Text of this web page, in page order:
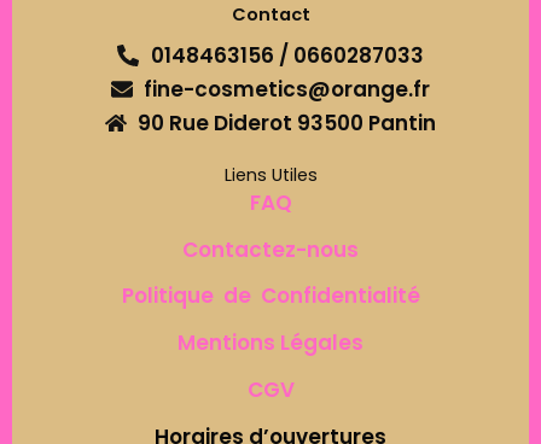
Contact
0148463156 / 0660287033
fine-cosmetics@orange.fr
90 Rue Diderot 93500 Pantin
Liens Utiles
FAQ
Contactez-nous
Politique de Confidentialité
Mentions Légales
CGV
Horaires d’ouvertures